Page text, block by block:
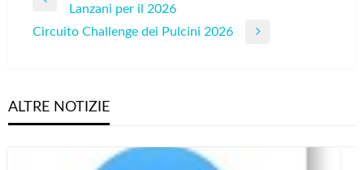
articoli
Previous
Post
Lanzani per il 2026
Next
Circuito Challenge dei Pulcini 2026
ALTRE NOTIZIE